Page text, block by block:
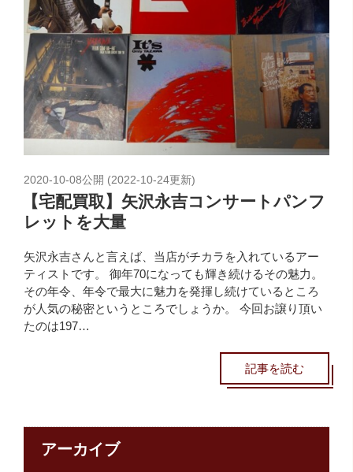
2020-10-08公開 (2022-10-24更新)
【宅配買取】矢沢永吉コンサートパンフ
レットを大量
矢沢永吉さんと言えば、当店がチカラを入れているアー
ティストです。 御年70になっても輝き続けるその魅力。
その年令、年令で最大に魅力を発揮し続けているところ
が人気の秘密というところでしょうか。 今回お譲り頂い
たのは197…
記事を読む
アーカイブ